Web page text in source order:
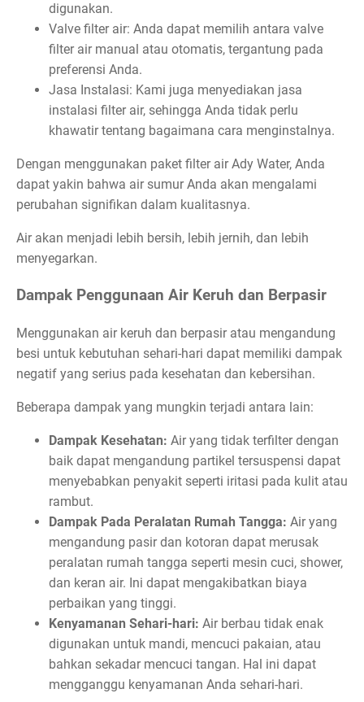
digunakan.
Valve filter air: Anda dapat memilih antara valve
filter air manual atau otomatis, tergantung pada
preferensi Anda.
Jasa Instalasi: Kami juga menyediakan jasa
instalasi filter air, sehingga Anda tidak perlu
khawatir tentang bagaimana cara menginstalnya.
Dengan menggunakan paket filter air Ady Water, Anda
dapat yakin bahwa air sumur Anda akan mengalami
perubahan signifikan dalam kualitasnya.
Air akan menjadi lebih bersih, lebih jernih, dan lebih
menyegarkan.
Dampak Penggunaan Air Keruh dan Berpasir
Menggunakan air keruh dan berpasir atau mengandung
besi untuk kebutuhan sehari-hari dapat memiliki dampak
negatif yang serius pada kesehatan dan kebersihan.
Beberapa dampak yang mungkin terjadi antara lain:
Dampak Kesehatan: Air yang tidak terfilter dengan
baik dapat mengandung partikel tersuspensi dapat
menyebabkan penyakit seperti iritasi pada kulit atau
rambut.
Dampak Pada Peralatan Rumah Tangga: Air yang
mengandung pasir dan kotoran dapat merusak
peralatan rumah tangga seperti mesin cuci, shower,
dan keran air. Ini dapat mengakibatkan biaya
perbaikan yang tinggi.
Kenyamanan Sehari-hari: Air berbau tidak enak
digunakan untuk mandi, mencuci pakaian, atau
bahkan sekadar mencuci tangan. Hal ini dapat
mengganggu kenyamanan Anda sehari-hari.